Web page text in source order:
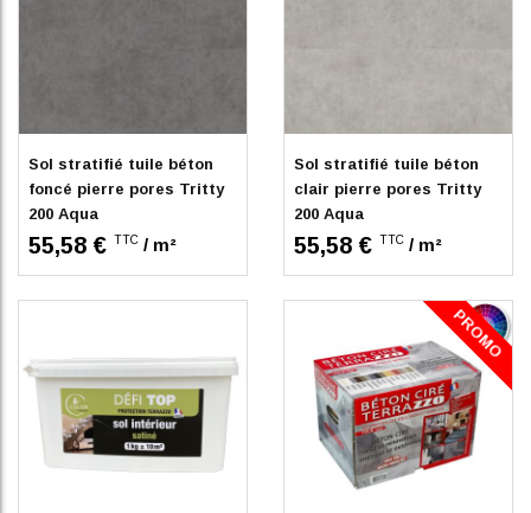
Sol stratifié tuile béton
foncé pierre pores Tritty
200 Aqua
55,58 € TTC / m²
Sol stratifié tuile béton
clair pierre pores Tritty
200 Aqua
55,58 € TTC / m²
PROMO
En stock